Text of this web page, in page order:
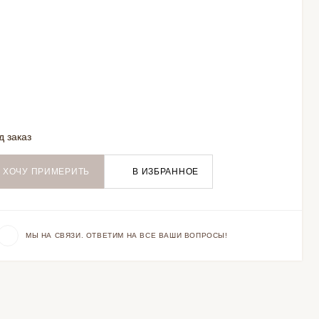
заказ
ХОЧУ ПРИМЕРИТЬ В ИЗБРАННОЕ
МЫ НА СВЯЗИ. ОТВЕТИМ НА ВСЕ ВАШИ ВОПРОСЫ!